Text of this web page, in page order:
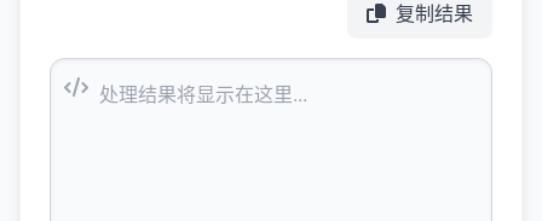
复制结果